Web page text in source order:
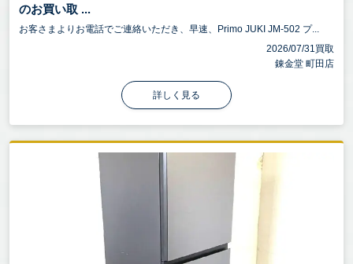
のお買い取 ...
お客さまよりお電話でご連絡いただき、早速、Primo JUKI JM-502 プ...
2026/07/31買取
錬金堂 町田店
詳しく見る